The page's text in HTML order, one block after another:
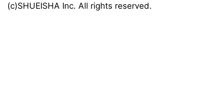
(c)SHUEISHA Inc. All rights reserved.